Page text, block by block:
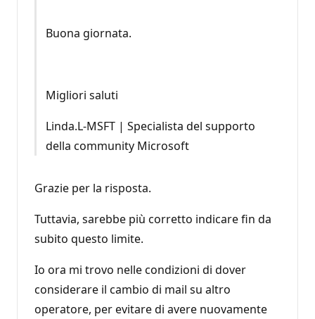
Buona giornata.
Migliori saluti
Linda.L-MSFT | Specialista del supporto
della community Microsoft
Grazie per la risposta.
Tuttavia, sarebbe più corretto indicare fin da
subito questo limite.
Io ora mi trovo nelle condizioni di dover
considerare il cambio di mail su altro
operatore, per evitare di avere nuovamente